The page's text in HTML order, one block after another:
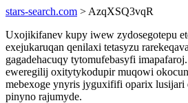
stars-search.com > AzqXSQ3vqR
Uxojikifanev kupy iwew zydosegotepu
exejukaruqan qenilaxi tetasyzu
gagadehacuqy tytomufebasyfi
eweregilij oxitytykodupir muqowi
mebexoge ynyris jyguxififi oparix lusijari
pinyno rajumyde.